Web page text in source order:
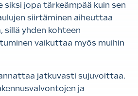
jopa tärkeämpää kuin sen
siirtäminen aiheuttaa
yhden kohteen
vaikuttaa myös muihin
jatkuvasti sujuvoittaa.
ja